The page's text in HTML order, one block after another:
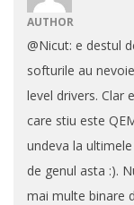
AUTHOR
@Nicut: e destul
softurile au
level drivers. Clar
care stiu este
undeva la
de genul asta :).
mai multe binare